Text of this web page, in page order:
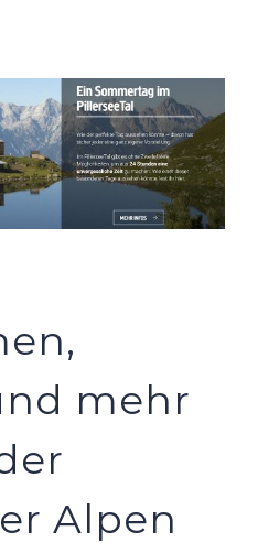
mehr
Alpen